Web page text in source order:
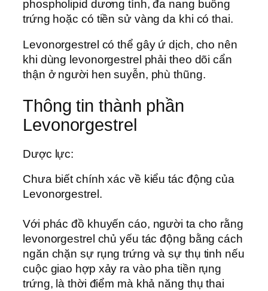
phospholipid dương tính, đa nang buồng
trứng hoặc có tiền sử vàng da khi có thai.
Levonorgestrel có thể gây ứ dịch, cho nên
khi dùng levonorgestrel phải theo dõi cẩn
thận ở người hen suyễn, phù thũng.
Thông tin thành phần
Levonorgestrel
Dược lực:
Chưa biết chính xác về kiểu tác động của
Levonorgestrel.
Với phác đồ khuyến cáo, người ta cho rằng
levonorgestrel chủ yếu tác động bằng cách
ngăn chặn sự rụng trứng và sự thụ tinh nếu
cuộc giao hợp xảy ra vào pha tiền rụng
trứng, là thời điểm mà khả năng thụ thai